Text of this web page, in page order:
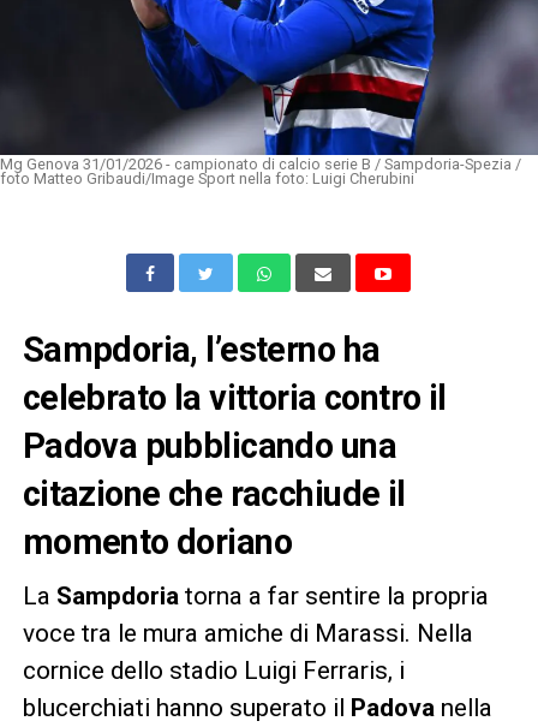
Mg Genova 31/01/2026 - campionato di calcio serie B / Sampdoria-Spezia /
foto Matteo Gribaudi/Image Sport nella foto: Luigi Cherubini
Sampdoria, l’esterno ha
celebrato la vittoria contro il
Padova pubblicando una
citazione che racchiude il
momento doriano
La Sampdoria torna a far sentire la propria
voce tra le mura amiche di Marassi. Nella
cornice dello stadio Luigi Ferraris, i
blucerchiati hanno superato il Padova nella